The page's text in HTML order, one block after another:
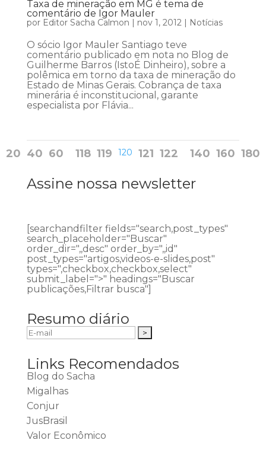
Taxa de mineração em MG é tema de
comentário de Igor Mauler
por Editor Sacha Calmon nov 1, 2012| Notícias
O sócio Igor Mauler Santiago teve
comentário publicado em nota no Blog de
Guilherme Barros (IstoÉ Dinheiro), sobre a
polêmica em torno da taxa de mineração do
Estado de Minas Gerais. Cobrança de taxa
minerária é inconstitucional, garante
especialista por Flávia...
20 40 60 118 119 120 121 122 140 160 180
Assine nossa newsletter
[searchandfilter fields="search,post_types"
search_placeholder="Buscar"
order_dir=",,desc" order_by=",,id"
post_types="artigos,videos-e-slides,post"
types=",checkbox,checkbox,select"
submit_label=">" headings="Buscar
publicações,Filtrar busca"]
Resumo diário
Links Recomendados
Blog do Sacha
Migalhas
Conjur
JusBrasil
Valor Econômico